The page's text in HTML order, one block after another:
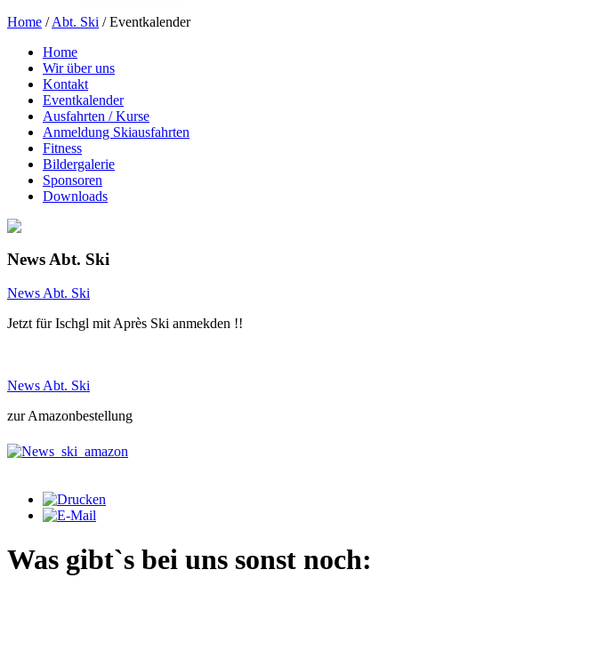
Home /Abt. Ski /Eventkalender
Home
Wir über uns
Kontakt
Eventkalender
Ausfahrten / Kurse
Anmeldung Skiausfahrten
Fitness
Bildergalerie
Sponsoren
Downloads
News Abt. Ski
News Abt. Ski
Jetzt für Ischgl mit Après Ski anmekden !!
News Abt. Ski
zur Amazonbestellung
Was gibt`s bei uns sonst noch: